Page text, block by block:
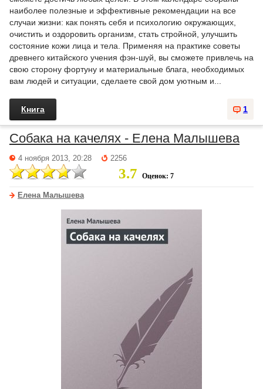
наиболее полезные и эффективные рекомендации на все
случаи жизни: как понять себя и психологию окружающих,
очистить и оздоровить организм, стать стройной, улучшить
состояние кожи лица и тела. Применяя на практике советы
древнего китайского учения фэн-шуй, вы сможете привлечь на
свою сторону фортуну и материальные блага, необходимых
вам людей и ситуации, сделаете свой дом уютным и...
1
Книга
Собака на качелях - Елена Малышева
4 ноября 2013, 20:28 2256
3.7 Оценок: 7
Елена Малышева